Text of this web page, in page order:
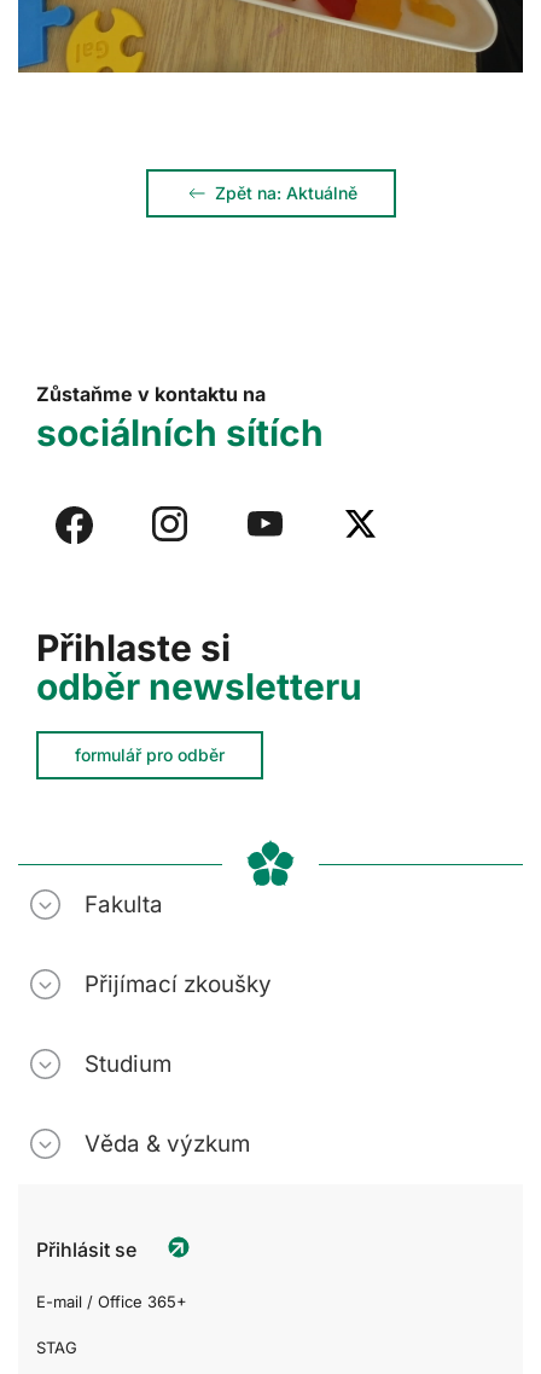
Zpět na: Aktuálně
Přihlaste si
odběr newsletteru
formulář pro odběr
Zůstaňme v kontaktu na
sociálních sítích
Fakulta
Přijímací zkoušky
Studium
Věda & výzkum
Přihlásit se
E-mail / Office 365+
STAG